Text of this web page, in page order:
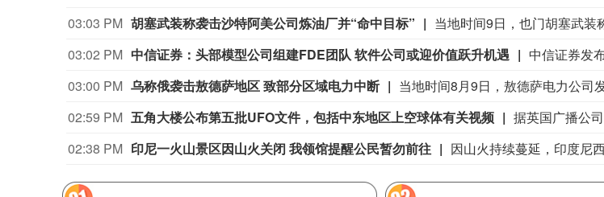
03:03 PM 胡塞武装称袭击沙特阿美公司炼油厂并“命中目标”
03:02 PM 中信证券：头部模型公司组建FDE团队 软件公司或迎价值跃升机遇
03:00 PM 乌称俄袭击敖德萨地区 致部分区域电力中断
02:59 PM 五角大楼公布第五批UFO文件，包括中东地区上空球体有关视频
02:38 PM 印尼一火山景区因山火关闭 我领馆提醒公民暂勿前往